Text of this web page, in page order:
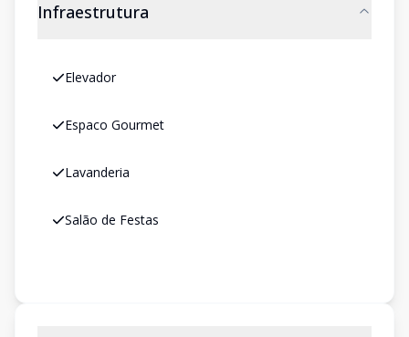
Infraestrutura
Elevador
Espaco Gourmet
Lavanderia
Salão de Festas